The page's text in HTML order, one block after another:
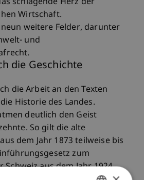
Wirtschaft.
weitere Felder, darunter
und
die Geschichte
die Arbeit an den Texten
Historie des Landes.
deutlich den Geist
So gilt die alte
dem Jahr 1873 teilweise bis
zum
aus dem Jahr 1924